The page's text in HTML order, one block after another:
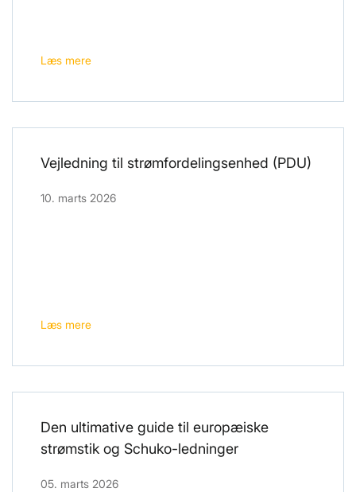
Læs mere
Vejledning til strømfordelingsenhed (PDU)
10. marts 2026
Læs mere
Den ultimative guide til europæiske
strømstik og Schuko-ledninger
05. marts 2026